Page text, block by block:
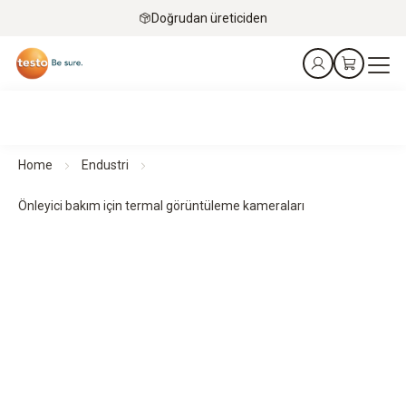
Doğrudan üreticiden
Home Endustri
Önleyici bakım için termal görüntüleme kameraları